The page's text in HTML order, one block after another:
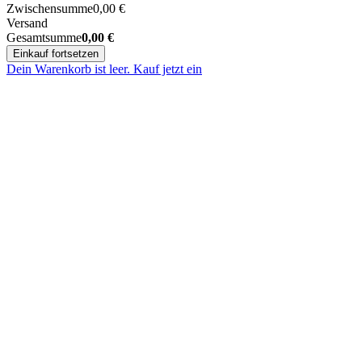
Zwischensumme0,00 €
Versand
Gesamtsumme0,00 €
Einkauf fortsetzen
Dein Warenkorb ist leer. Kauf jetzt ein